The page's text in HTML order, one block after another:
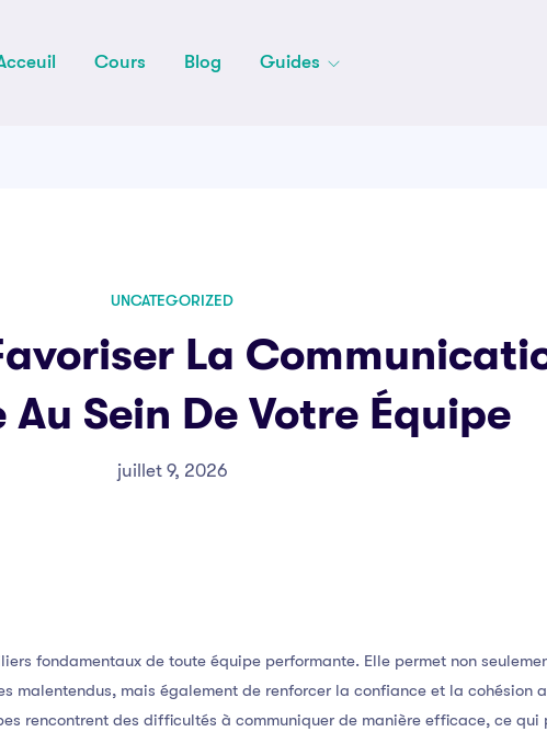
Cours Blog Guides
UNCATEGORIZED
La
Sein De Votre Équipe
juillet 9, 2026
fondamentaux de toute équipe performante. Elle permet non
malentendus, mais également de renforcer la confiance et la cohésion
rencontrent des difficultés à communiquer de manière efficace, ce qui